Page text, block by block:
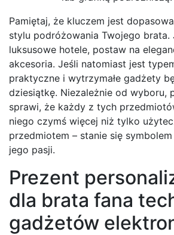
Pamiętaj, że kluczem jest
stylu podróżowania Twojego brata.
luksusowe hotele, postaw na
akcesoria. Jeśli natomiast jest
praktyczne i wytrzymałe gadżety
dziesiątkę. Niezależnie od wyboru,
sprawi, że każdy z tych
niego czymś więcej niż tylko
przedmiotem – stanie się
jego pasji.
Prezent
dla brata fana
gadżetów